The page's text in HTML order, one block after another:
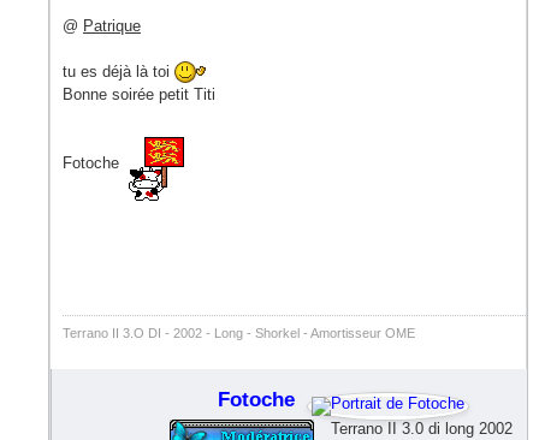
@ Patrique
tu es déjà là toi
Bonne soirée petit Titi
Fotoche
Terrano II 3.O DI - 2002 - Long - Shorkel - Amortisseur OME
Fotoche
Terrano II 3.0 di long 2002